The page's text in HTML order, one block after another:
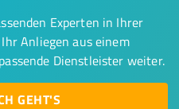
Experten in Ihrer
Anliegen aus einem
Dienstleister weiter.
GEHT'S